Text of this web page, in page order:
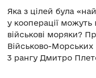
Яка з цілей була
у кооперації можуть
військові моряки?
Військово-Морських
3 рангу Дмитро